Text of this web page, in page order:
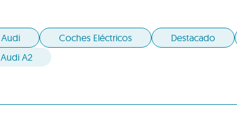
Audi Coches Eléctricos Destacado
Audi A2